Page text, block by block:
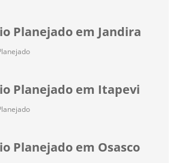
Planejado em Jandira
Planejado em Itapevi
Planejado em Osasco